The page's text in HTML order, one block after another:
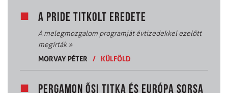
A PRIDE TITKOLT EREDETE
A melegmozgalom programját évtizedekkel ezelőtt
megírták»
MORVAY PÉTER
/ KÜLFÖLD
PERGAMON ŐSI TITKA ÉS EURÓPA SORSA